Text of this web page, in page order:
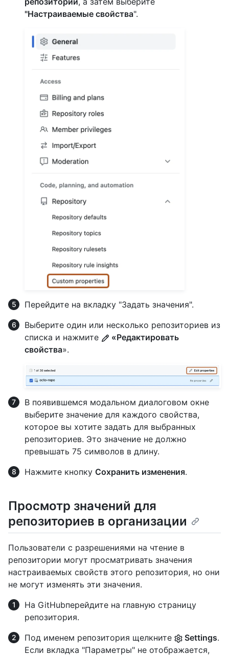
"Настраиваемые свойства".
Перейдите на вкладку "Задать значения".
Выберите один или несколько репозиториев из
списка и нажмите
«Редактировать
свойства».
В появившемся модальном диалоговом окне
выберите значение для каждого свойства,
которое вы хотите задать для выбранных
репозиториев. Это значение не должно
превышать 75 символов в длину.
Нажмите кнопку Сохранить изменения.
Просмотр значений для
репозиториев в организации
Пользователи с разрешениями на чтение в
репозитории могут просматривать значения
настраиваемых свойств этого репозитория, но они
не могут изменять эти значения.
На GitHubперейдите на главную страницу
репозитория.
Под именем репозитория щелкните
Settings.
Если вкладка "Параметры" не отображается,